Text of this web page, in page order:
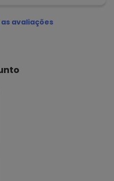
avaliações